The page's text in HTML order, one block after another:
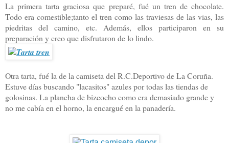
La primera tarta graciosa que preparé, fué un tren de chocolate.
Todo era comestible;tanto el tren como las traviesas de las vias, las
piedritas del camino, etc. Además, ellos participaron en su
preparación y creo que disfrutaron de lo lindo.
Otra tarta, fué la de la camiseta del R.C.Deportivo de La Coruña.
Estuve días buscando "lacasitos" azules por todas las tiendas de
golosinas. La plancha de bizcocho como era demasiado grande y
no me cabía en el horno, la encargué en la panadería.